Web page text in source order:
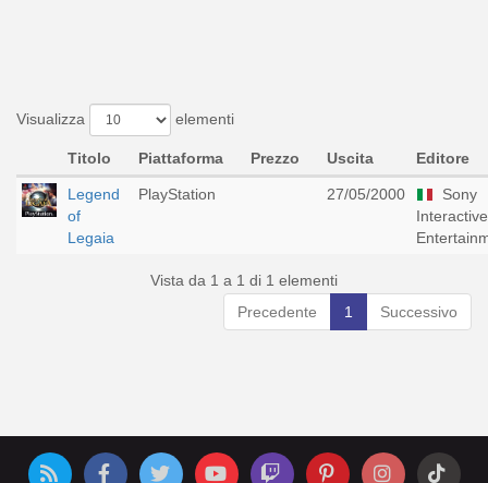
Visualizza elementi
Titolo Piattaforma Prezzo Uscita Editore
Legend
of
Legaia
PlayStation 27/05/2000
Sony
Interactive
Vista da 1 a 1 di 1 elementi
Precedente
1 Successivo